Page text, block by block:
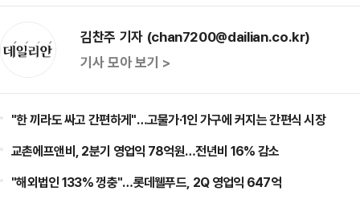
김찬주 기자 (chan7200@dailian.co.kr)
기사 모아 보기 >
"한 끼라도 싸고 간편하게"…고물가·1인 가구에 커지는 간편식 시장
교촌에프앤비, 2분기 영업익 78억원…전년비 16% 감소
"해외법인 133% 껑충"…롯데웰푸드, 2Q 영업익 647억